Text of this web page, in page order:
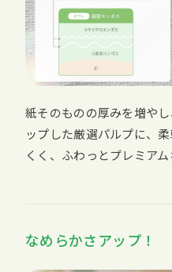
紙そのものの厚みを増や
ップした厳選パルプに、
くく、ふわっとプレミアム
なめらかさアップ！